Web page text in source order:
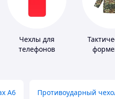
Чехлы для
телефонов
А6 Противоударный